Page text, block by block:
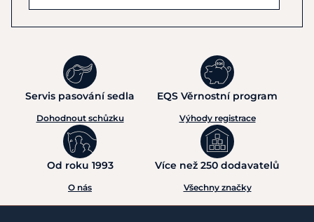
Servis pasování sedla
Dohodnout schůzku
EQS Věrnostní program
Výhody registrace
Od roku 1993
O nás
Více než 250 dodavatelů
Všechny značky